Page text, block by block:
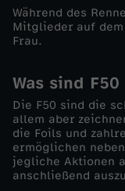
o
H
a
l
Während des
Mitglieder auf
Frau.
Was sind F50
Die F50 sind die
allem aber
die Foils und
ermöglichen
jegliche Aktionen
anschließend